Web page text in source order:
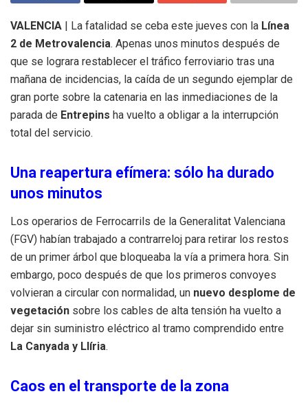
VALENCIA | La fatalidad se ceba este jueves con la Línea
2 de Metrovalencia. Apenas unos minutos después de
que se lograra restablecer el tráfico ferroviario tras una
mañana de incidencias, la caída de un segundo ejemplar de
gran porte sobre la catenaria en las inmediaciones de la
parada de Entrepins ha vuelto a obligar a la interrupción
total del servicio.
Una reapertura efímera: sólo ha durado
unos minutos
Los operarios de Ferrocarrils de la Generalitat Valenciana
(FGV) habían trabajado a contrarreloj para retirar los restos
de un primer árbol que bloqueaba la vía a primera hora. Sin
embargo, poco después de que los primeros convoyes
volvieran a circular con normalidad, un nuevo desplome de
vegetación sobre los cables de alta tensión ha vuelto a
dejar sin suministro eléctrico al tramo comprendido entre
La Canyada y Llíria.
Caos en el transporte de la zona